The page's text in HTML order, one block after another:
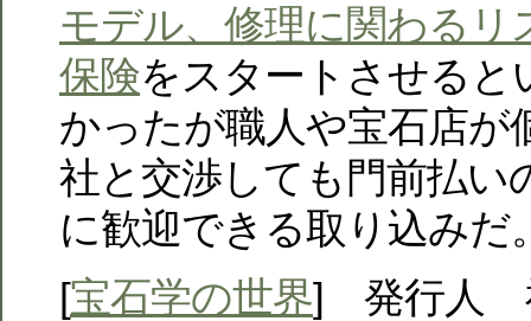
モデル、修理に関わるリ
保険をスタートさせると
かったが職人や宝石店が
社と交渉しても門前払い
に歓迎できる取り込みだ
[宝石学の世界] 発行人